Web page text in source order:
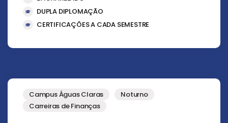
DUPLA DIPLOMAÇÃO
CERTIFICAÇÕES A CADA SEMESTRE
Campus Águas Claras
Noturno
Carreiras de Finanças